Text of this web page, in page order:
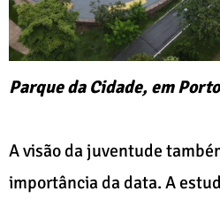
Parque da Cidade, em
A visão da juventude
importância da data. A